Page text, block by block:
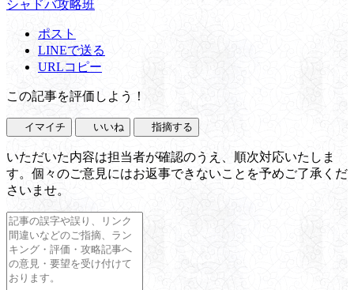
シャドバ攻略班
ポスト
LINEで送る
URLコピー
この記事を評価しよう！
イマイチ いいね 指摘する
いただいた内容は担当者が確認のうえ、順次対応いたしま
す。個々のご意見にはお返事できないことを予めご了承くだ
さいませ。